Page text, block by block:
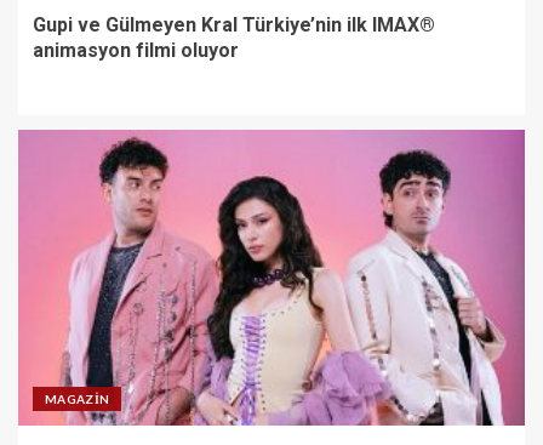
Gupi ve Gülmeyen Kral Türkiye’nin ilk IMAX®
animasyon filmi oluyor
MAGAZIN